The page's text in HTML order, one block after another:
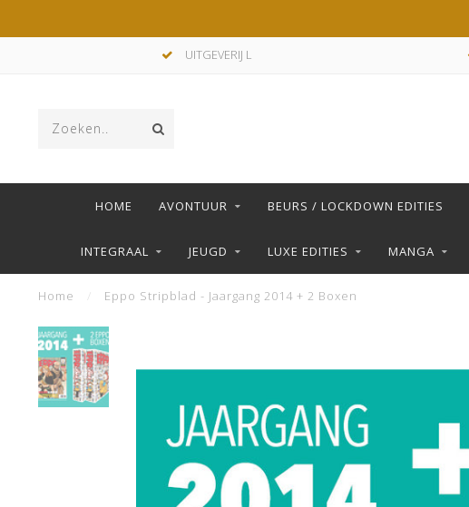
UITGEVERIJ L
HOME AVONTUUR BEURS / LOCKDOWN EDITIES
INTEGRAAL JEUGD LUXE EDITIES MANGA
Home Eppo Stripblad - Jaargang 2014 + 2 Boxen